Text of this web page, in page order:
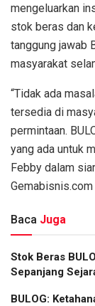
mengeluarkan
stok beras dan
tanggung jawab
masyarakat
“Tidak ada
tersedia di
permintaan.
yang ada untuk
Febby dalam
Gemabisnis.com
Baca Juga
Stok Beras
Sepanjang
BULOG: